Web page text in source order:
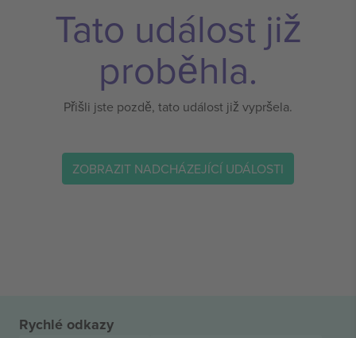
Tato událost již
proběhla.
Přišli jste pozdě, tato událost již vypršela.
ZOBRAZIT NADCHÁZEJÍCÍ UDÁLOSTI
Rychlé odkazy